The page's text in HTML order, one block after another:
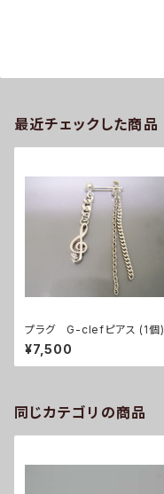
最近チェックした商品
プラグ G-clefピアス (1個)
¥7,500
同じカテゴリの商品